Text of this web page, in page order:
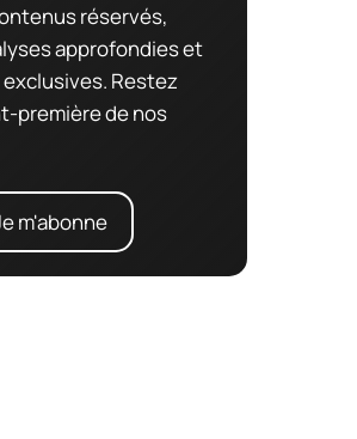
réservés,
approfondies et
Restez
première de nos
m'abonne